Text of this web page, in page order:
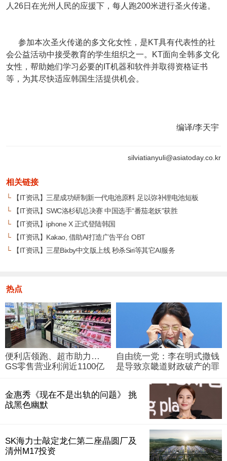
人26日在光州人民的应援下，每人跑200米进行圣火传递。
参加本次圣火传递的多文化女性，是KT具有代表性的社
会公益活动中接受教育的学生组织之一。KT面向全韩多文化
女性，帮助她们学习必要的IT机器和软件并取得资格证书
等，为其尽快适应韩国生活提供机会。
编译/李天宇
silviatianyuli@asiatoday.co.kr
相关链接
└【IT资讯】三星成功研制新一代电池原料 足以弥补锂电池短板
└【IT资讯】SWC洛杉矶总决赛 中国选手“番茄老妖”获胜
└【IT资讯】iphone X 正式登陆韩国
└【IT资讯】Kakao, 借助AI打造广告平台 OBT
└【IT资讯】三星Bixby中文版上线 秒杀Siri等其它AI服务
热点
便利店领跑、超市助力…
GS零售营业利润近1100亿
自由统一党：李在明式撒钱
是导致京畿道财政破产的罪
金惠秀《现在不是出轨的问题》 挑
战黑色幽默
SK海力士敲定龙仁第二座晶圆厂及
清州M17投资